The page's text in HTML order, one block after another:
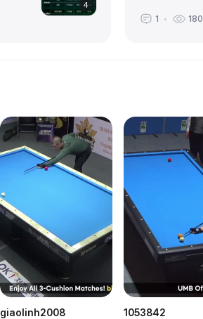
4
1 180
giaolinh2008 1053842